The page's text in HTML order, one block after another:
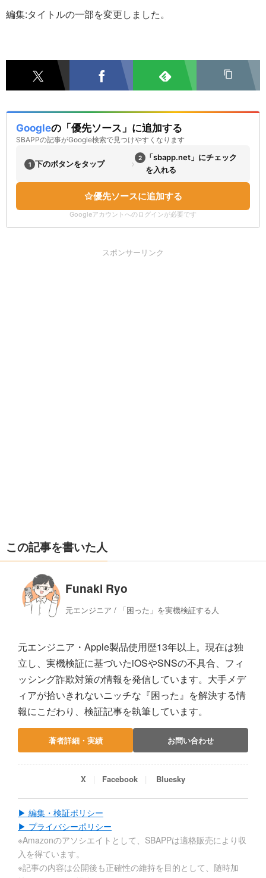
編集:タイトルの一部を変更しました。
Googleの「優先ソース」に追加する
SBAPPの記事がGoogle検索で見つけやすくなります
1 下のボタンをタップ › 2
「sbapp.net」にチェック
を入れる
優先ソースに追加する
Googleアカウントへのログインが必要です
スポンサーリンク
この記事を書いた人
Funaki Ryo
元エンジニア / 「困った」を実機検証する人
元エンジニア・Apple製品使用歴13年以上。現在は独
立し、実機検証に基づいたiOSやSNSの不具合、フィ
ッシング詐欺対策の情報を発信しています。大手メデ
ィアが拾いきれないニッチな『困った』を解決する情
報にこだわり、検証記事を執筆しています。
著者詳細・実績 お問い合わせ
X Facebook Bluesky
▶ 編集・検証ポリシー
▶ プライバシーポリシー
※Amazonのアソシエイトとして、SBAPPは適格販売により収
入を得ています。
※記事の内容は公開後も正確性の維持を目的として、随時加